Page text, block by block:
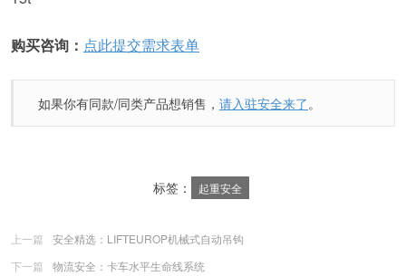
购买咨询： 点此提交需求表单
如果你有同款/同类产品想销售， 请入驻安全来了 。
标签： 起重安全
上一篇
安全精选：LIFTEUROP机械式自动吊钩
下一篇
物流安全：卡车水平生命线系统